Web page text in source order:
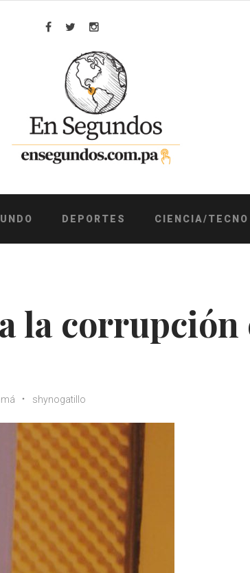
Facebook
TwitterInstagram
DEPORTES CIENCIA/TECNO
la corrupción
shynogatillo